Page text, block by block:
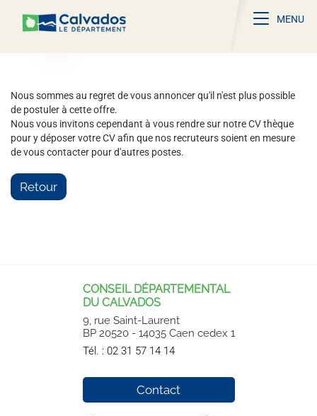
Toggle
MENU
Nous sommes au regret de vous annoncer qu'il n'est plus possible
de postuler à cette offre.
Nous vous invitons cependant à vous rendre sur notre CV thèque
pour y déposer votre CV afin que nos recruteurs soient en mesure
de vous contacter pour d'autres postes.
Retour
CONSEIL DÉPARTEMENTAL
DU CALVADOS
9, rue Saint-Laurent
BP 20520 - 14035 Caen cedex 1
Tél. : 02 31 57 14 14
Contact